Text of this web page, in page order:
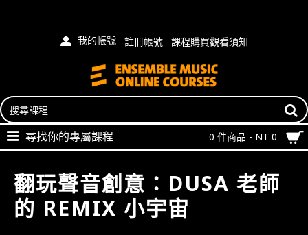
我的帳號 註冊帳號 課程購買觀看須知
0 件商品 - NT 0
尋找你的專屬課程
翻玩聲音創意：DUSA 老師
的 REMIX 小宇宙